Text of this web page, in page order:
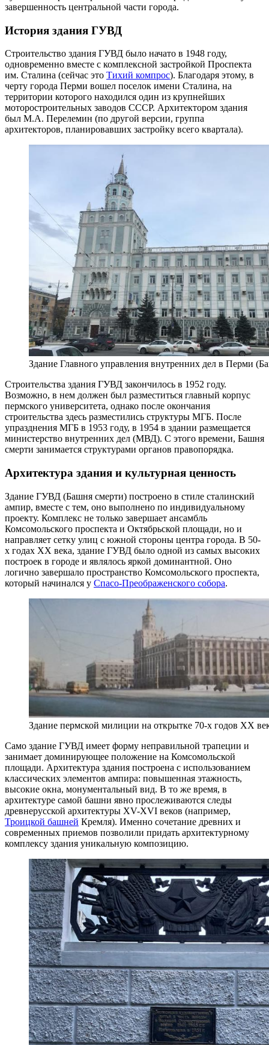
завершенность центральной части города.
История здания ГУВД
Строительство здания ГУВД было начато в 1948 году,
одновременно вместе с комплексной застройкой Проспекта
им. Сталина (сейчас это Тихий компрос). Благодаря этому, в
черту города Перми вошел поселок имени Сталина, на
территории которого находился один из крупнейших
моторостроительных заводов СССР. Архитектором здания
был М.А. Перелемин (по другой версии, группа
архитекторов, планировавших застройку всего квартала).
Здание Главного управления внутренних дел в Перми
Строительства здания ГУВД закончилось в 1952 году.
Возможно, в нем должен был разместиться главный корпус
пермского университета, однако после окончания
строительства здесь разместились структуры МГБ. После
упразднения МГБ в 1953 году, в 1954 в здании размещается
министерство внутренних дел (МВД). С этого времени, Башня
смерти занимается структурами органов правопорядка.
Архитектура здания и культурная ценность
Здание ГУВД (Башня смерти) построено в стиле сталинский
ампир, вместе с тем, оно выполнено по индивидуальному
проекту. Комплекс не только завершает ансамбль
Комсомольского проспекта и Октябрьской площади, но и
направляет сетку улиц с южной стороны центра города. В 50-
х годах XX века, здание ГУВД было одной из самых высоких
построек в городе и являлось яркой доминантной. Оно
логично завершало пространство Комсомольского проспекта,
который начинался у Спасо-Преображенского собора.
Здание пермской милиции на открытке 70-х годов XX
Само здание ГУВД имеет форму неправильной трапеции и
занимает доминирующее положение на Комсомольской
площади. Архитектура здания построена с использованием
классических элементов ампира: повышенная этажность,
высокие окна, монументальный вид. В то же время, в
архитектуре самой башни явно прослеживаются следы
древнерусской архитектуры XV-XVI веков (например,
Троицкой башней Кремля). Именно сочетание древних и
современных приемов позволили придать архитектурному
комплексу здания уникальную композицию.